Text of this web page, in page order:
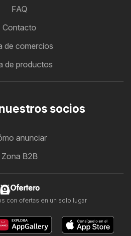
FAQ
Contacto
de comercios
de productos
socios
anunciar
Zona B2B
Ofertero
con ofertas en un solo lugar